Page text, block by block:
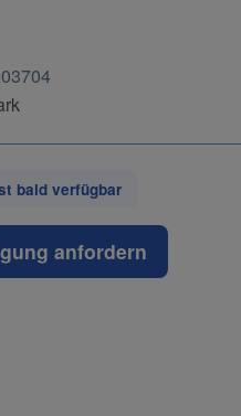
bald verfügbar
anfordern